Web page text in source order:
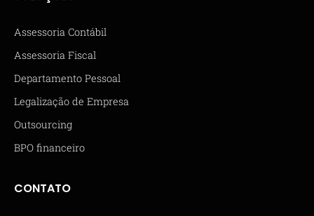
Assessoria Contábil
Assessoria Fiscal
Departamento Pessoal
Legalização de Empresa
Outsourcing
BPO financeiro
CONTATO